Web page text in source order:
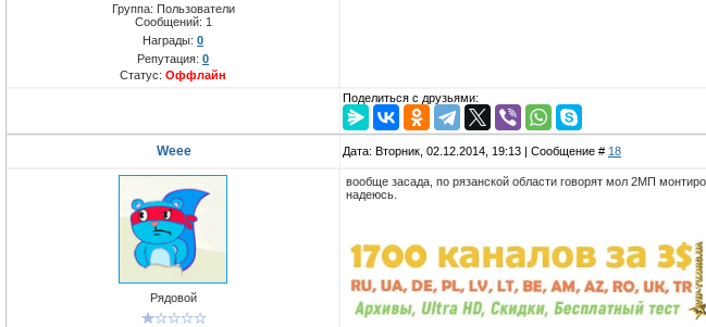
Группа: Пользователи
Сообщений: 1
Награды: 0
Репутация: 0
Статус: Оффлайн
Поделиться с друзьями:
Weee Дата: Вторник, 02.12.2014, 19:13 | Сообщение # 18
Рядовой
вообще засада, по рязанской области говорят мол 2МП
надеюсь.